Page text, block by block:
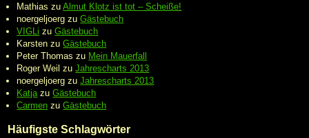
Mathias zuAlmut Klotz ist tot – Scheiße!
noergeljoerg zuGästebuch
VIGLi zuGästebuch
Karsten zuGästebuch
Peter Thomas zu Mein Mauerfall
Roger Weil zuJahrescharts 2013
noergeljoerg zuJahrescharts 2013
Katja zuGästebuch
Carmen zuGästebuch
Häufigste Schlagwörter